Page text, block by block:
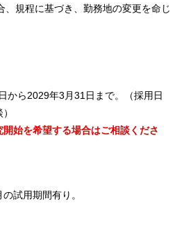
、規程に基づき、勤務地の変更を命じ
から2029年3月31日まで。（採用日
始を希望する場合はご相談くださ
試用期間有り。